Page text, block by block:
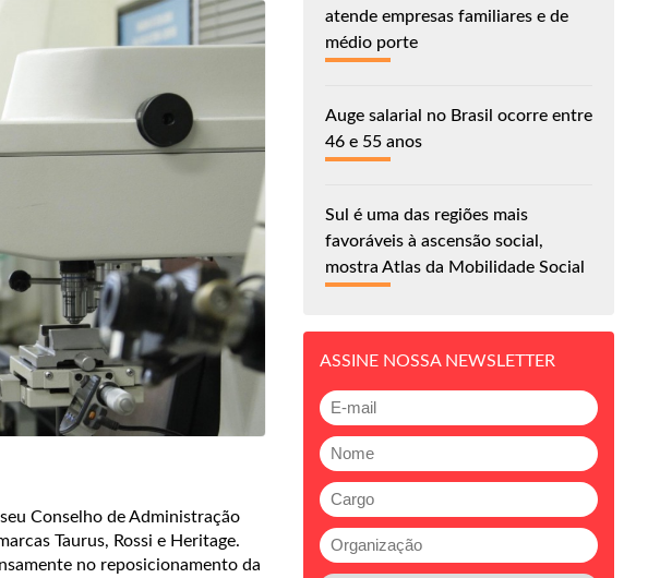
Conselho de Administração
Taurus, Rossi e Heritage.
no reposicionamento da
atende empresas familiares e de
médio porte
Auge salarial no Brasil ocorre entre
46 e 55 anos
Sul é uma das regiões mais
favoráveis à ascensão social,
mostra Atlas da Mobilidade Social
ASSINE NOSSA NEWSLETTER